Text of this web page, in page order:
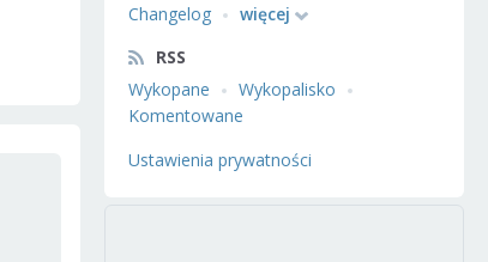
Changelog
więcej
RSS
Wykopane
Wykopalisko
Komentowane
Ustawienia prywatności